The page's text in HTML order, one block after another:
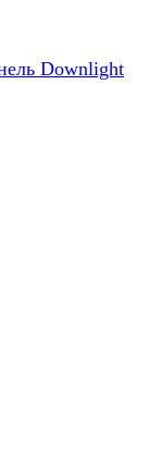
Downlight